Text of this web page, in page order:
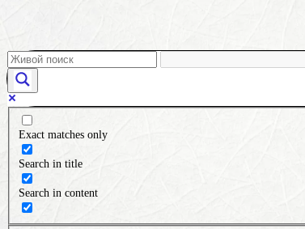
Exact matches only
Search in title
Search in content